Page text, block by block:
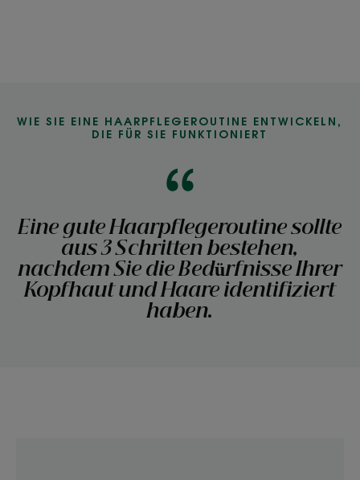
WIE SIE EINE HAARPFLEGEROUTINE ENTWICKELN,
DIE FÜR SIE FUNKTIONIERT
Eine gute Haarpflegeroutine sollte
aus 3 Schritten bestehen,
nachdem Sie die Bedürfnisse Ihrer
Kopfhaut und Haare identifiziert
haben.